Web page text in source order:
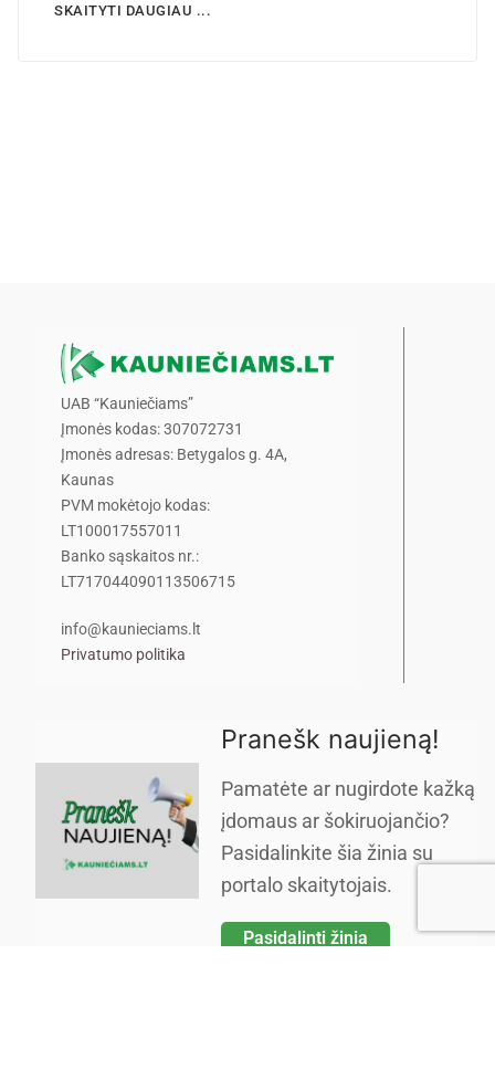
SKAITYTI DAUGIAU ...
UAB “Kauniečiams”
Įmonės kodas: 307072731
Įmonės adresas: Betygalos g. 4A,
Kaunas
PVM mokėtojo kodas:
LT100017557011
Banko sąskaitos nr.:
LT717044090113506715
info@kaunieciams.lt
Privatumo politika
Pranešk naujieną!
Pamatėte ar nugirdote kažką
įdomaus ar šokiruojančio?
Pasidalinkite šia žinia su
portalo skaitytojais.
Pasidalinti žinia